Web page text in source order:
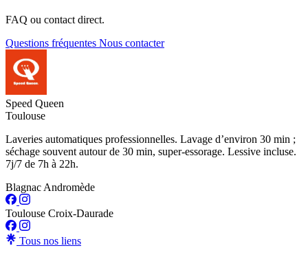
FAQ ou contact direct.
Questions fréquentes Nous contacter
Speed Queen
Toulouse
Laveries automatiques professionnelles. Lavage d’environ 30 min ;
séchage souvent autour de 30 min, super-essorage. Lessive incluse.
7j/7 de 7h à 22h.
Blagnac Andromède
Toulouse Croix-Daurade
Tous nos liens